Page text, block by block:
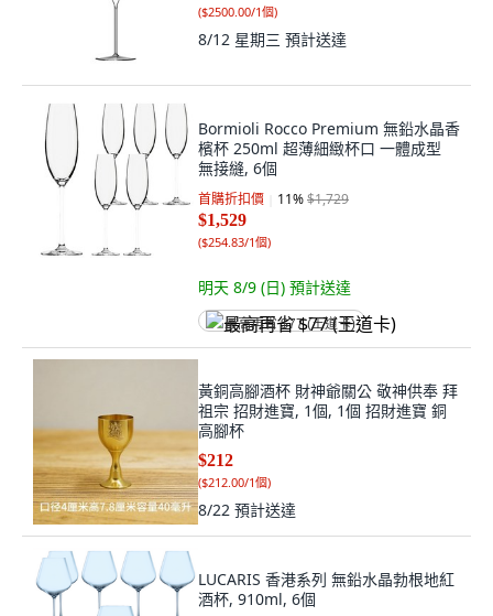
($2500.00/1個)
8/12 星期三 預計送達
Bormioli Rocco Premium 無鉛水晶香
檳杯 250ml 超薄細緻杯口 一體成型
無接縫, 6個
首購折扣價 11%$1,729
$1,529
($254.83/1個)
明天 8/9 (日) 預計送達
最高再省 $77 (王道卡)
黃銅高腳酒杯 財神爺關公 敬神供奉 拜
祖宗 招財進寶, 1個, 1個 招財進寶 銅
高腳杯
$212
($212.00/1個)
8/22 預計送達
LUCARIS 香港系列 無鉛水晶勃根地紅
酒杯, 910ml, 6個